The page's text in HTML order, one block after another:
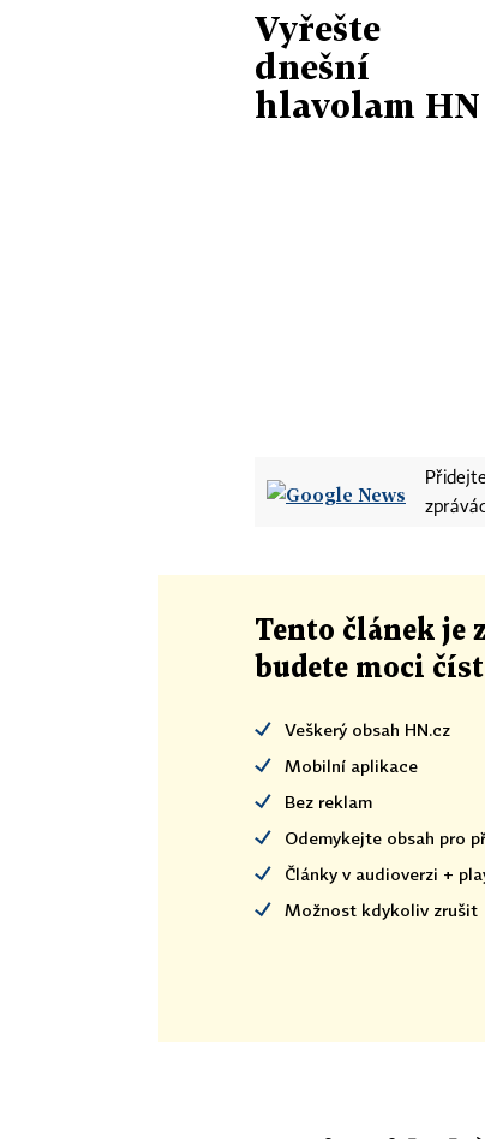
Vyřešte
dnešní
hlavolam HN
Tento článek je
budete moci
Veškerý obsah HN.cz
Mobilní aplikace
Bez reklam
Odemykejte obsah pro
Články v audioverzi +
Možnost kdykoliv zrušit